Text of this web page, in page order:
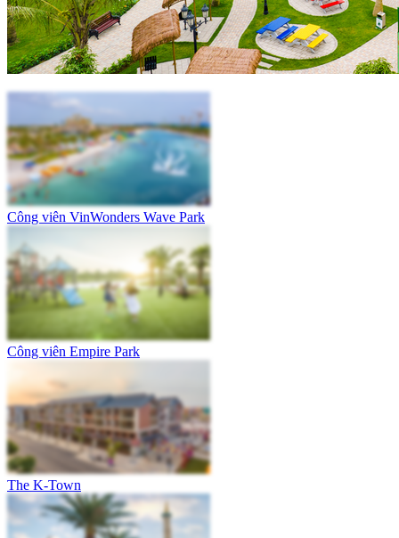
Công viên VinWonders Wave Park
Công viên Empire Park
The K-Town